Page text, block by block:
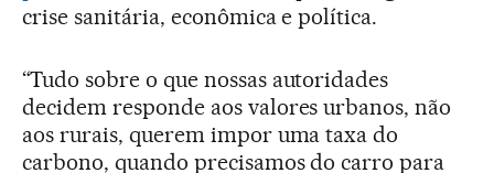
crise sanitária, econômica e política.
“Tudo sobre o que nossas autoridades
decidem responde aos valores urbanos, não
aos rurais, querem impor uma taxa do
carbono, quando precisamos do carro para